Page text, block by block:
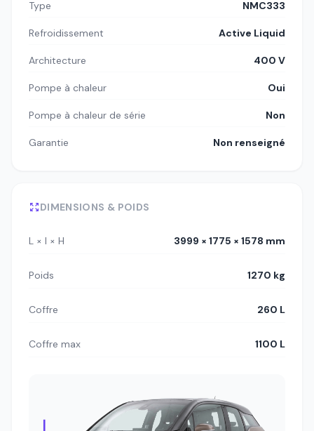
Type NMC333
Refroidissement Active Liquid
Architecture 400 V
Pompe à chaleur Oui
Pompe à chaleur de série Non
Garantie Non renseigné
DIMENSIONS & POIDS
L × l × H 3999 × 1775 × 1578 mm
Poids 1270 kg
Coffre 260 L
Coffre max 1100 L